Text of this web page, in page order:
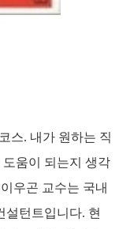
스. 내가 원하는 직
움이 되는지 생각
우곤 교수는 국내
설턴트입니다. 현